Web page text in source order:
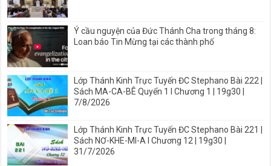
Ý cầu nguyện của Đức Thánh Cha trong tháng 8:
Loan báo Tin Mừng tại các thành phố
Lớp Thánh Kinh Trực Tuyến ĐC Stephano Bài 222 |
Sách MA-CA-BÊ Quyển 1 I Chương 1 | 19g30 |
7/8/2026
Lớp Thánh Kinh Trực Tuyến ĐC Stephano Bài 221 |
Sách NƠ-KHE-MI-A I Chương 12 | 19g30 |
31/7/2026